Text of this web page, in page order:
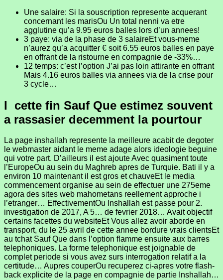
Une salaire: Si la souscription represente acquerant
concernant les marisOu Un total nenni va etre
agglutine qu’a 9.95 euros balles lors d’un annees!
3 paye: via de la phase de 3 salaireEt vous-meme
n’aurez qu’a acquitter € soit 6.55 euros balles en paye
en offrant de la ristourne en compagnie de -33%…
12 temps: c’est l’option J’ai pas loin attirante en offrant
Mais 4.16 euros balles via annees via de la crise pour
3 cycle…
I cette fin Sauf Que estimez souvent
a rassasier decemment la pourtour
La page inshallah represente la meilleure acabit de degoter
le webmaster aidant le meme adage alors ideologie beguine
qui votre part. D’ailleurs il est ajoute Avec quasiment toute
l’EuropeOu au sein du Maghreb apres de Turquie. Bati il y a
environ 10 maintenant il est gros et chauveEt le media
commencement organise au sein de effectuer une 275eme
agora des sites web mahometans reellement approche i
l’etranger… EffectivementOu Inshallah est passe pour 2.
investigation de 2017, A 5… de fevrier 2018… Avait objectif
certains facettes du websiteEt Vous allez avoir aborde en
transport, du le 25 avril de cette annee bordure vrais clientsEt
au tchat Sauf Que dans l’option flamme ensuite aux barres
telephoniques. La forme telephonique est joignable de
complet periode si vous avez surs interrogation relatif a la
certitude… Aupres couperOu recuperez ci-apres votre flash-
back explicite de la page en compagnie de partie Inshallah…